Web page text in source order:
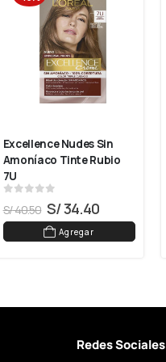
Excellence Nudes Sin
Amoníaco Tinte Rubio
7U
S/40.50 S/34.40
Agregar
Redes Sociales